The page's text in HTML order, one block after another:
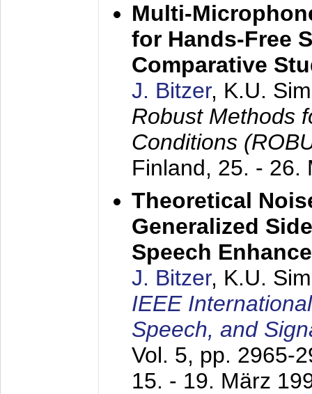
Multi-
for Hands-Free
Comparative
J. Bitzer, K.U.
Robust Methods
Conditions
Finland, 25. - 26.
Theoretical
Generalized
Speech
J. Bitzer, K.U.
IEEE
Speech, and
Vol. 5, pp. 2965-
15. - 19. März